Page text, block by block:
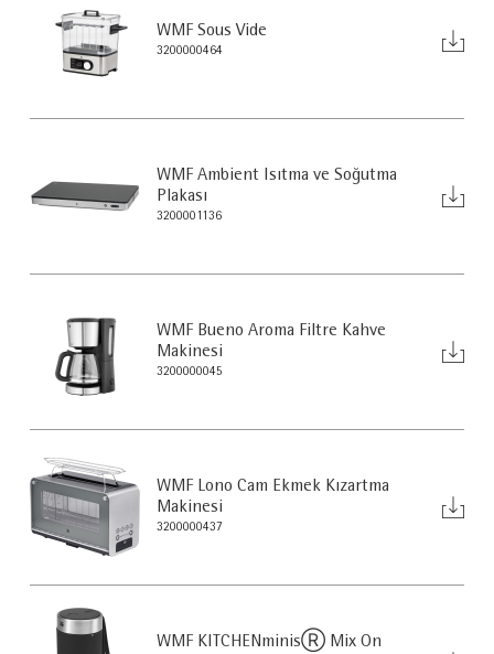
WMF Sous Vide
3200000464
WMF Ambient Isıtma ve Soğutma
Plakası
3200001136
WMF Bueno Aroma Filtre Kahve
Makinesi
3200000045
WMF Lono Cam Ekmek Kızartma
Makinesi
3200000437
WMF KITCHENminisⓇ Mix On